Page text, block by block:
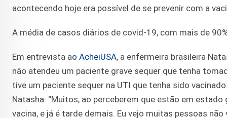
acontecendo hoje era possível de se prevenir com a
A média de casos diários de covid-19, com mais de
Em entrevista ao AcheiUSA, a enfermeira brasileira
não atendeu um paciente grave sequer que tenha
tive um paciente sequer na UTI que tenha sido
Natasha. “Muitos, ao perceberem que estão em
vacina, e já é tarde demais. Eu vejo muitas pessoas não